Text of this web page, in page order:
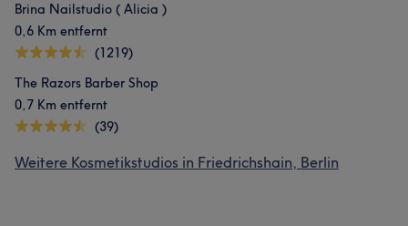
Brina Nailstudio ( Alicia )
0,6 Km entfernt
(1219)
The Razors Barber Shop
0,7 Km entfernt
(39)
Weitere Kosmetikstudios in Friedrichshain, Berlin